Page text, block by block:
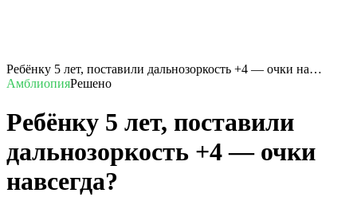
Ребёнку 5 лет, поставили дальнозоркость +4 — очки на…
АмблиопияРешено
Ребёнку 5 лет, поставили
дальнозоркость +4 — очки
навсегда?